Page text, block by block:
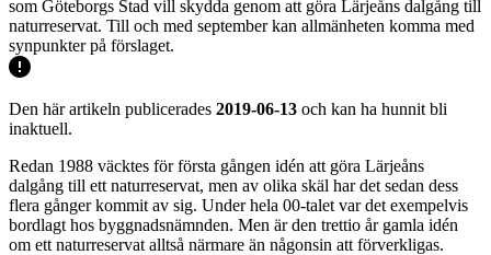
som Göteborgs Stad vill skydda genom att göra Lärjeåns dalgång till
naturreservat. Till och med september kan allmänheten komma med
synpunkter på förslaget.
Den här artikeln publicerades 2019-06-13 och kan ha hunnit bli
inaktuell.
Redan 1988 väcktes för första gången idén att göra Lärjeåns
dalgång till ett naturreservat, men av olika skäl har det sedan dess
flera gånger kommit av sig. Under hela 00-talet var det exempelvis
bordlagt hos byggnadsnämnden. Men är den trettio år gamla idén
om ett naturreservat alltså närmare än någonsin att förverkligas.